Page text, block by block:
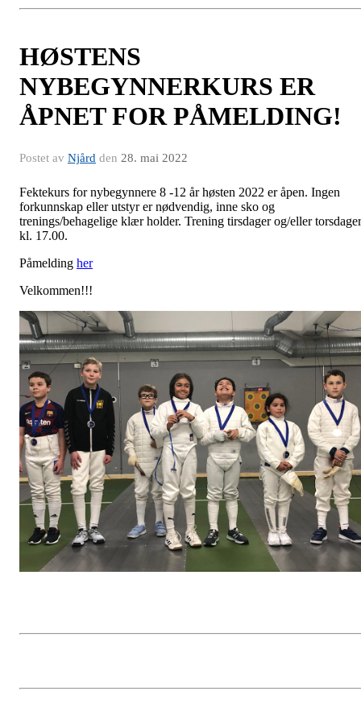
HØSTENS
NYBEGYNNERKURS ER
ÅPNET FOR PÅMELDING!
Postet av Njård den 28. mai 2022
Fektekurs for nybegynnere 8 -12 år høsten 2022 er åpen. Ingen
forkunnskap eller utstyr er nødvendig, inne sko og
trenings/behagelige klær holder. Trening tirsdager og/eller torsdager
kl. 17.00.
Påmelding her
Velkommen!!!